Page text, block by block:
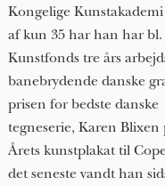
Kongelige
af kun 3​5​ har han har bl.
Kunstfonds tre års
banebrydende danske
prisen for bedste danske
tegneserie, Karen
Årets kunstplakat til
det seneste vandt han